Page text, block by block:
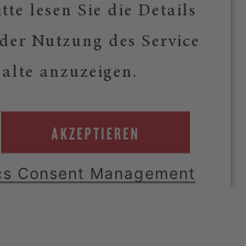
lesen Sie die Details
Nutzung des Service
anzuzeigen.
AKZEPTIEREN
Consent Management